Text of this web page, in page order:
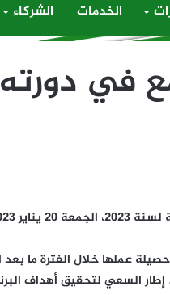
الخدمات الشركاء
في دورته
عملها خلال الفترة ما بعد
السعي لتحقيق أهداف